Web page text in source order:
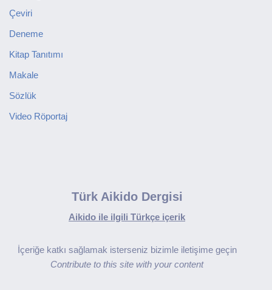
Çeviri
Deneme
Kitap Tanıtımı
Makale
Sözlük
Video Röportaj
Türk Aikido Dergisi
Aikido ile ilgili Türkçe içerik
İçeriğe katkı sağlamak isterseniz bizimle iletişime geçin
Contribute to this site with your content